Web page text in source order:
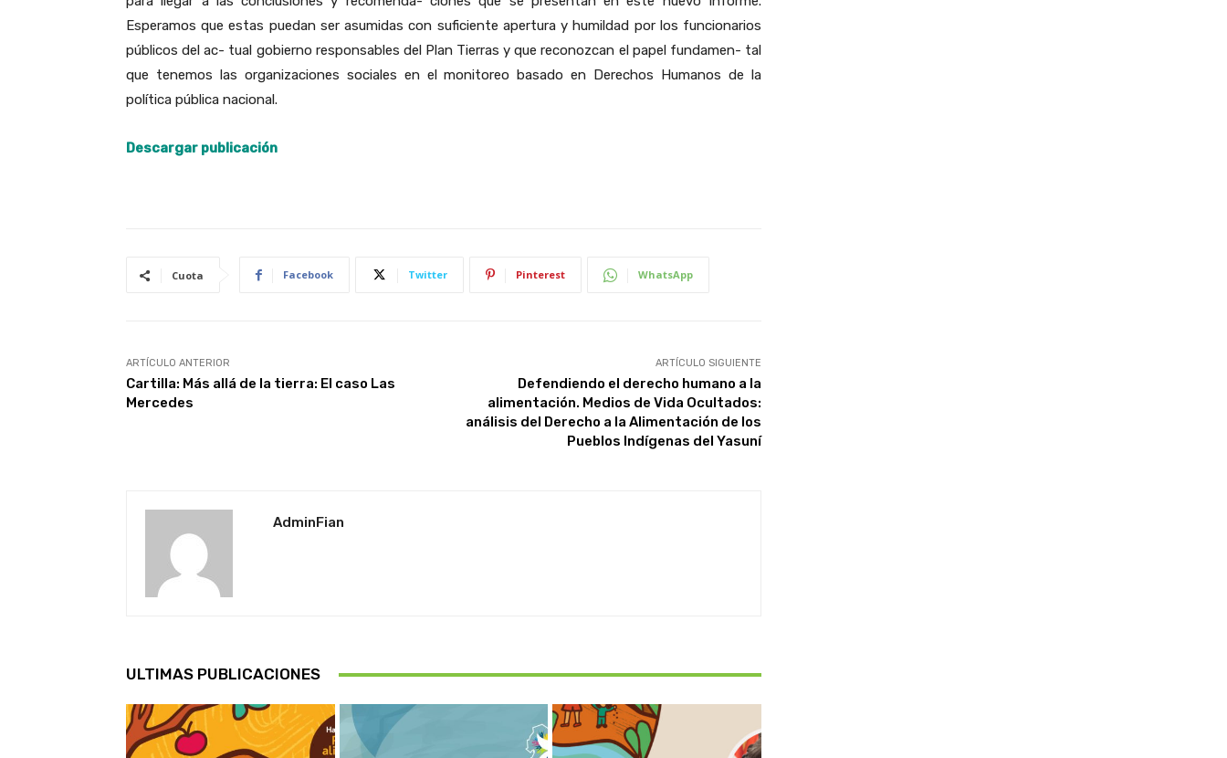
Esperamos que estas puedan ser asumidas con suficiente apertura y humildad por los funcionarios
públicos del ac- tual gobierno responsables del Plan Tierras y que reconozcan el papel fundamen- tal
que tenemos las organizaciones sociales en el monitoreo basado en Derechos Humanos de la
política pública nacional.
Descargar publicación
Cuota Facebook Twitter Pinterest WhatsApp
ARTÍCULO ANTERIOR
Cartilla: Más allá de la tierra: El caso Las
Mercedes
ARTÍCULO SIGUIENTE
Defendiendo el derecho humano a la
alimentación. Medios de Vida Ocultados:
análisis del Derecho a la Alimentación de los
Pueblos Indígenas del Yasuní
AdminFian
ULTIMAS PUBLICACIONES